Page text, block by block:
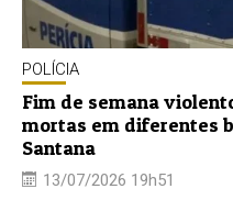
POLÍCIA
Fim de semana
mortas em diferentes
Santana
13/07/2026 19h51